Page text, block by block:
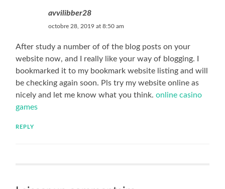
avvilibber28
octobre 28, 2019 at 8:50 am
After study a number of of the blog posts on your
website now, and I really like your way of blogging. I
bookmarked it to my bookmark website listing and will
be checking again soon. Pls try my website online as
nicely and let me know what you think.online casino
games
REPLY